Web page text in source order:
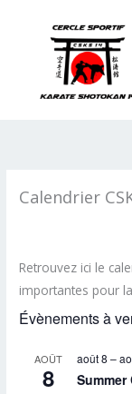
Calendrier
Retrouvez ici le
importantes pour
Évènements à
AOÛT
8
août 8 –
Summer